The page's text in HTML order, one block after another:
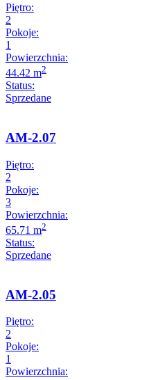
Piętro:
2
Pokoje:
1
Powierzchnia:
44.42 m2
Status:
Sprzedane
AM-2.07
Piętro:
2
Pokoje:
3
Powierzchnia:
65.71 m2
Status:
Sprzedane
AM-2.05
Piętro:
2
Pokoje:
1
Powierzchnia: